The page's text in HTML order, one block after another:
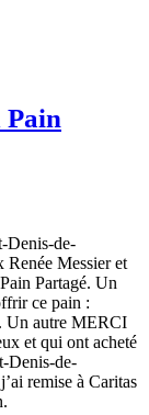
Pain
Denis-de-
Messier et
Partagé. Un
ce pain :
Un autre MERCI
et qui ont acheté
Denis-de-
remise à Caritas